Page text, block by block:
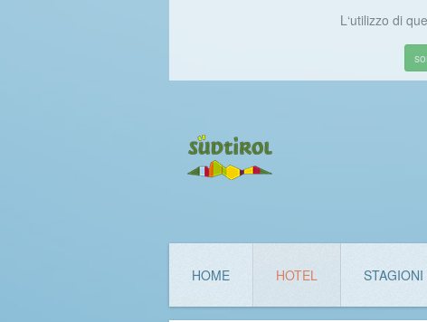
L‘utilizzo di
HOME HOTEL STAGIONI